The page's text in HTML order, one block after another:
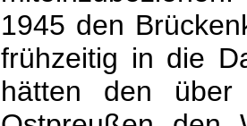
1945 den
frühzeitig in die
hätten den über